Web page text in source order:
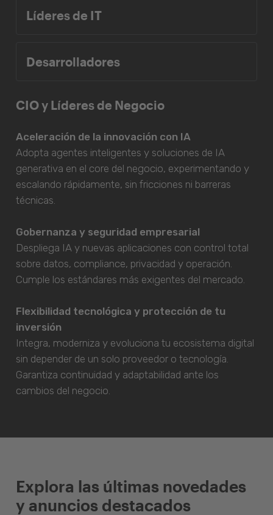
Líderes de IT
Desarrolladores
CIO y Líderes de Negocio
Aceleración de la innovación con IA
Adopta agentes inteligentes y soluciones de IA
generativa en el core del negocio, experimentando y
escalando rápidamente, sin fricciones ni barreras
técnicas.
Gobernanza y seguridad empresarial
Despliega IA y nuevas aplicaciones con control total
sobre datos, compliance, privacidad y operación.
Cumple los estándares más exigentes del mercado.
Flexibilidad tecnológica y protección de tu
inversión
Integra, moderniza y evoluciona tu ecosistema digital
sin depender de un solo proveedor o tecnología.
Garantiza continuidad y adaptabilidad ante los
cambios del negocio.
Explora las últimas novedades
y anuncios destacados